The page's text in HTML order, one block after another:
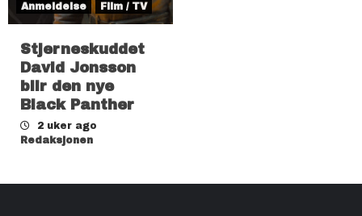
Anmeldelse Film / TV
Stjerneskuddet
David Jonsson
blir den nye
Black Panther
2 uker ago
Redaksjonen